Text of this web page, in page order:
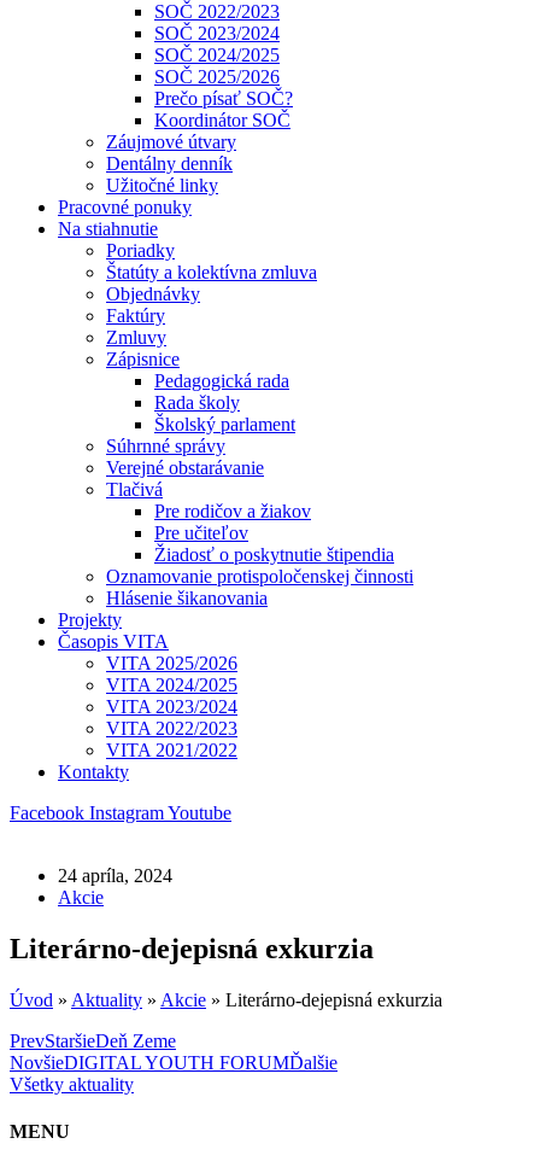
SOČ 2022/2023
SOČ 2023/2024
SOČ 2024/2025
SOČ 2025/2026
Prečo písať SOČ?
Koordinátor SOČ
Záujmové útvary
Dentálny denník
Užitočné linky
Pracovné ponuky
Na stiahnutie
Poriadky
Štatúty a kolektívna zmluva
Objednávky
Faktúry
Zmluvy
Zápisnice
Pedagogická rada
Rada školy
Školský parlament
Súhrnné správy
Verejné obstarávanie
Tlačivá
Pre rodičov a žiakov
Pre učiteľov
Žiadosť o poskytnutie štipendia
Oznamovanie protispoločenskej činnosti
Hlásenie šikanovania
Projekty
Časopis VITA
VITA 2025/2026
VITA 2024/2025
VITA 2023/2024
VITA 2022/2023
VITA 2021/2022
Kontakty
Facebook InstagramYoutube
24 apríla, 2024
Akcie
Literárno-dejepisná exkurzia
Úvod » Aktuality » Akcie » Literárno-dejepisná exkurzia
PrevStaršieDeň Zeme
NovšieDIGITAL YOUTH FORUMĎalšie
Všetky aktuality
MENU